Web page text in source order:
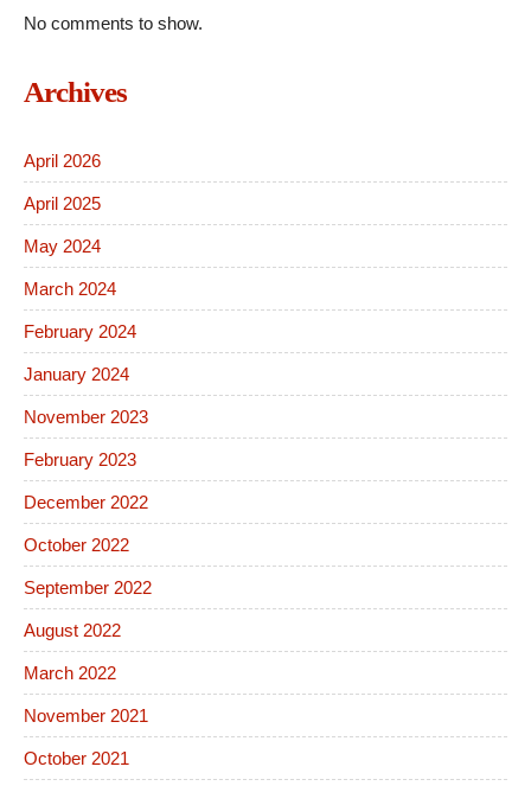
No comments to show.
Archives
April 2026
April 2025
May 2024
March 2024
February 2024
January 2024
November 2023
February 2023
December 2022
October 2022
September 2022
August 2022
March 2022
November 2021
October 2021